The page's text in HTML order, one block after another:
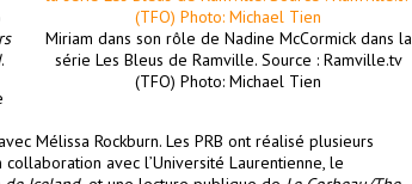
Miriam dans son rôle de Nadine McCormick dans la
série Les Bleus de Ramville. Source : Ramville.tv
(TFO) Photo: Michael Tien
.
Mélissa Rockburn. Les PRB ont réalisé plusieurs
avec l’Université Laurentienne, le